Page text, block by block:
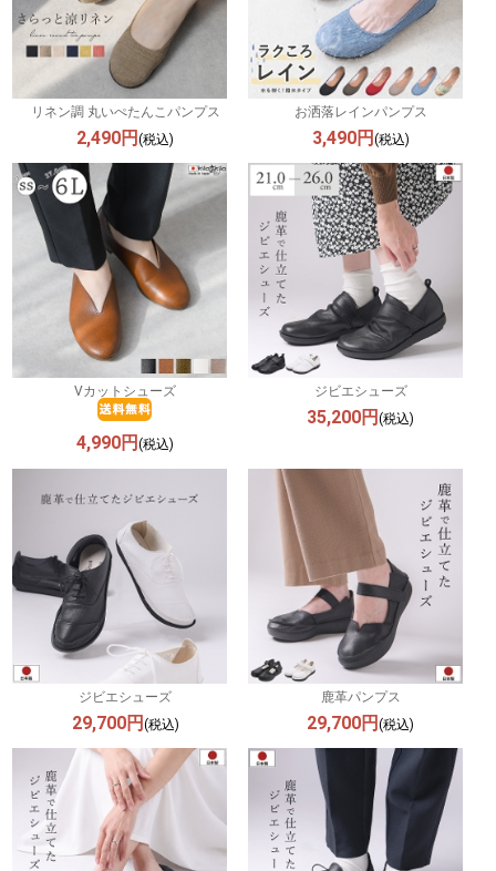
リネン調 丸いぺたんこパンプス
2,490円(税込)
お洒落レインパンプス
3,490円 (税込)
Vカットシューズ
4,990円(税込)
ジビエシューズ
35,200円(税込)
ジビエシューズ
29,700円 (税込)
鹿革パンプス
29,700円(税込)